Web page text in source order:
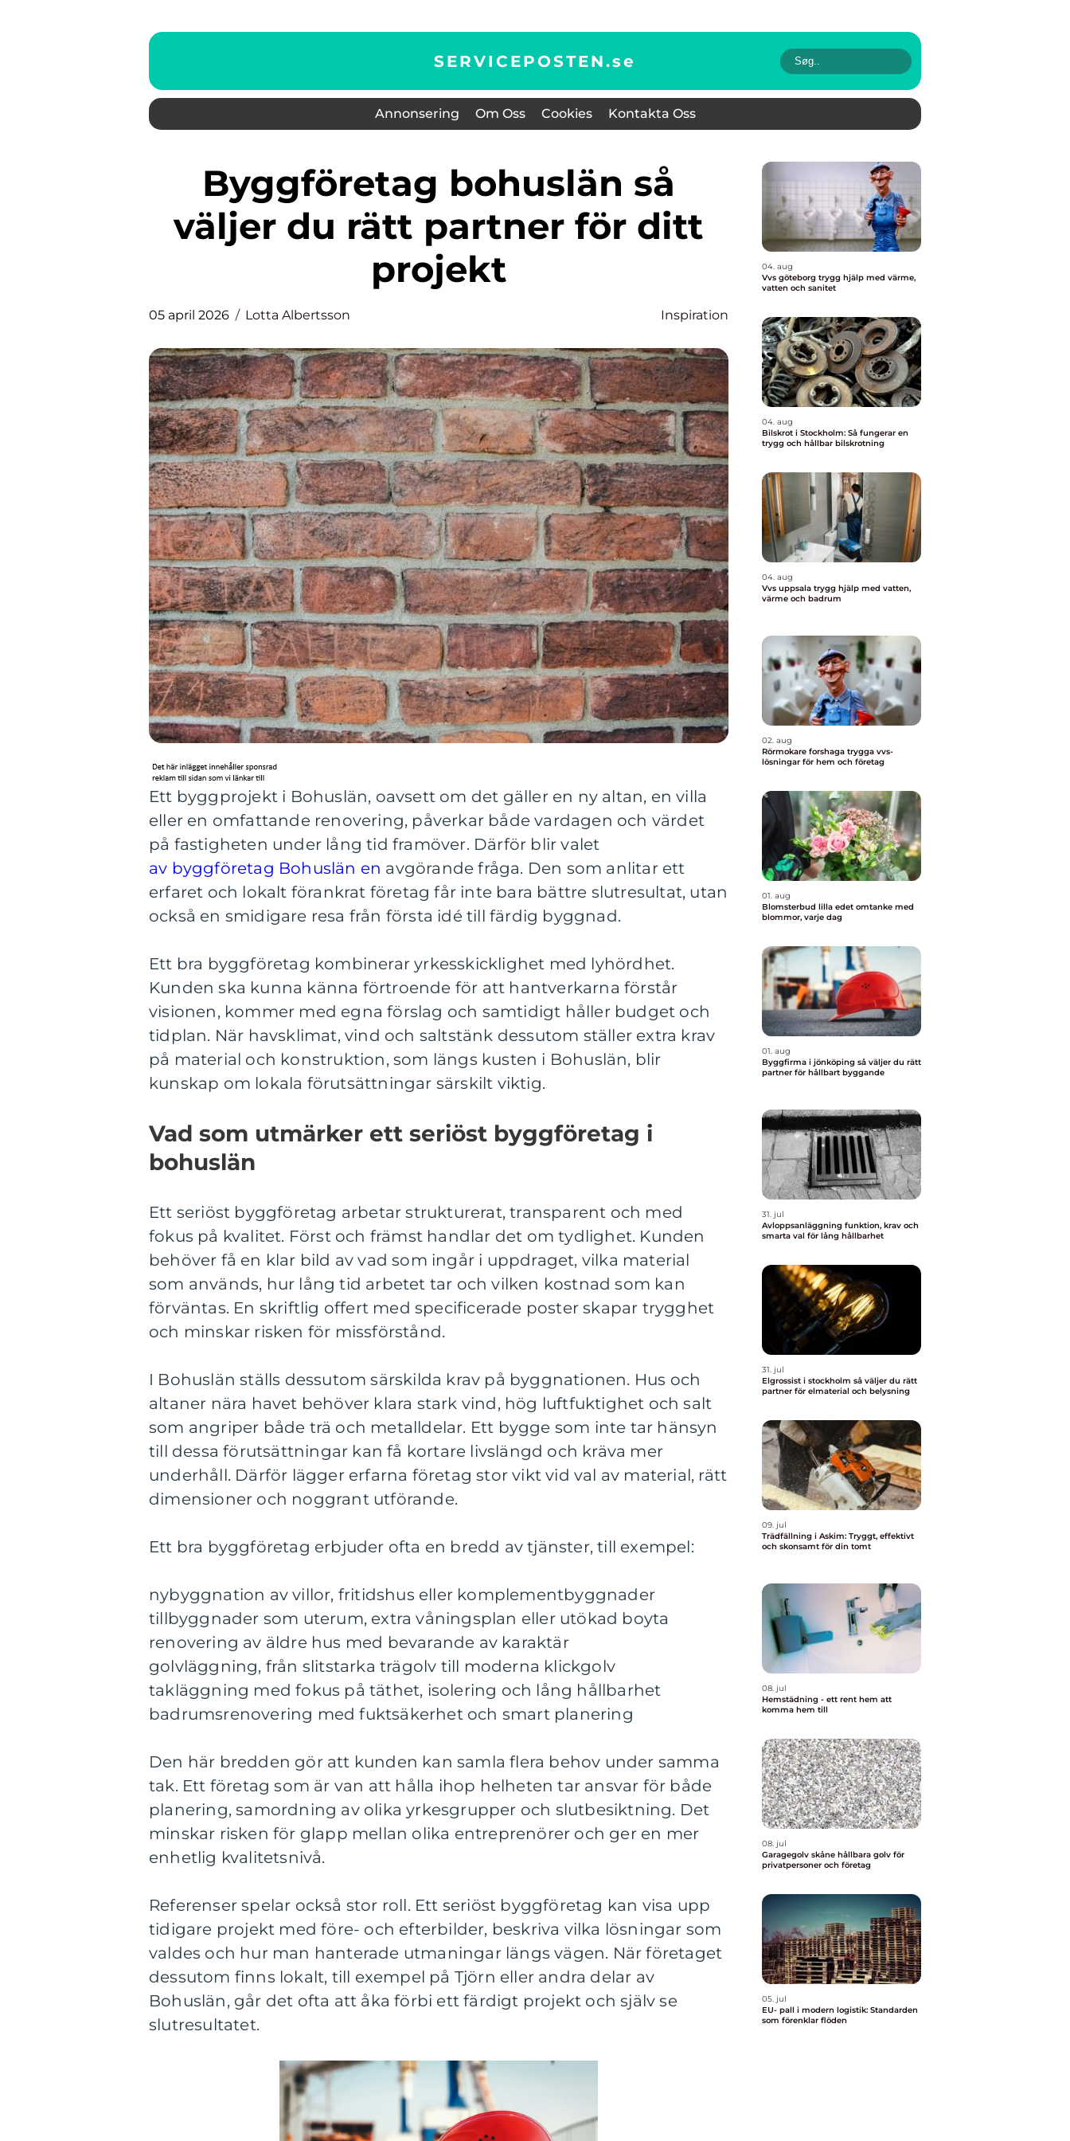
SERVICEPOSTEN.se
Annonsering Om Oss Cookies Kontakta Oss
Byggföretag bohuslän så
väljer du rätt partner för ditt
projekt
05 april 2026 Lotta Albertsson Inspiration
Ett byggprojekt i Bohuslän, oavsett om det gäller en ny altan, en villa
eller en omfattande renovering, påverkar både vardagen och värdet
på fastigheten under lång tid framöver. Därför blir valet
av byggföretag Bohuslän en avgörande fråga. Den som anlitar ett
erfaret och lokalt förankrat företag får inte bara bättre slutresultat, utan
också en smidigare resa från första idé till färdig byggnad.
Ett bra byggföretag kombinerar yrkesskicklighet med lyhördhet.
Kunden ska kunna känna förtroende för att hantverkarna förstår
visionen, kommer med egna förslag och samtidigt håller budget och
tidplan. När havsklimat, vind och saltstänk dessutom ställer extra krav
på material och konstruktion, som längs kusten i Bohuslän, blir
kunskap om lokala förutsättningar särskilt viktig.
Vad som utmärker ett seriöst byggföretag i
bohuslän
Ett seriöst byggföretag arbetar strukturerat, transparent och med
fokus på kvalitet. Först och främst handlar det om tydlighet. Kunden
behöver få en klar bild av vad som ingår i uppdraget, vilka material
som används, hur lång tid arbetet tar och vilken kostnad som kan
förväntas. En skriftlig offert med specificerade poster skapar trygghet
och minskar risken för missförstånd.
I Bohuslän ställs dessutom särskilda krav på byggnationen. Hus och
altaner nära havet behöver klara stark vind, hög luftfuktighet och salt
som angriper både trä och metalldelar. Ett bygge som inte tar hänsyn
till dessa förutsättningar kan få kortare livslängd och kräva mer
underhåll. Därför lägger erfarna företag stor vikt vid val av material, rätt
dimensioner och noggrant utförande.
Ett bra byggföretag erbjuder ofta en bredd av tjänster, till exempel:
nybyggnation av villor, fritidshus eller komplementbyggnader
tillbyggnader som uterum, extra våningsplan eller utökad boyta
renovering av äldre hus med bevarande av karaktär
golvläggning, från slitstarka trägolv till moderna klickgolv
takläggning med fokus på täthet, isolering och lång hållbarhet
badrumsrenovering med fuktsäkerhet och smart planering
Den här bredden gör att kunden kan samla flera behov under samma
tak. Ett företag som är van att hålla ihop helheten tar ansvar för både
planering, samordning av olika yrkesgrupper och slutbesiktning. Det
minskar risken för glapp mellan olika entreprenörer och ger en mer
enhetlig kvalitetsnivå.
Referenser spelar också stor roll. Ett seriöst byggföretag kan visa upp
tidigare projekt med före- och efterbilder, beskriva vilka lösningar som
valdes och hur man hanterade utmaningar längs vägen. När företaget
dessutom finns lokalt, till exempel på Tjörn eller andra delar av
Bohuslän, går det ofta att åka förbi ett färdigt projekt och själv se
slutresultatet.
04. aug
Vvs göteborg trygg hjälp med värme,
vatten och sanitet
04. aug
Bilskrot i Stockholm: Så fungerar en
trygg och hållbar bilskrotning
04. aug
Vvs uppsala trygg hjälp med vatten,
värme och badrum
02. aug
Rörmokare forshaga trygga vvs-
lösningar för hem och företag
01. aug
Blomsterbud lilla edet omtanke med
blommor, varje dag
01. aug
Byggfirma i jönköping så väljer du rätt
partner för hållbart byggande
31. jul
Avloppsanläggning funktion, krav och
smarta val för lång hållbarhet
31. jul
Elgrossist i stockholm så väljer du rätt
partner för elmaterial och belysning
09. jul
Trädfällning i Askim: Tryggt, effektivt
och skonsamt för din tomt
08. jul
Hemstädning - ett rent hem att
komma hem till
08. jul
Garagegolv skåne hållbara golv för
privatpersoner och företag
05. jul
EU- pall i modern logistik: Standarden
som förenklar flöden